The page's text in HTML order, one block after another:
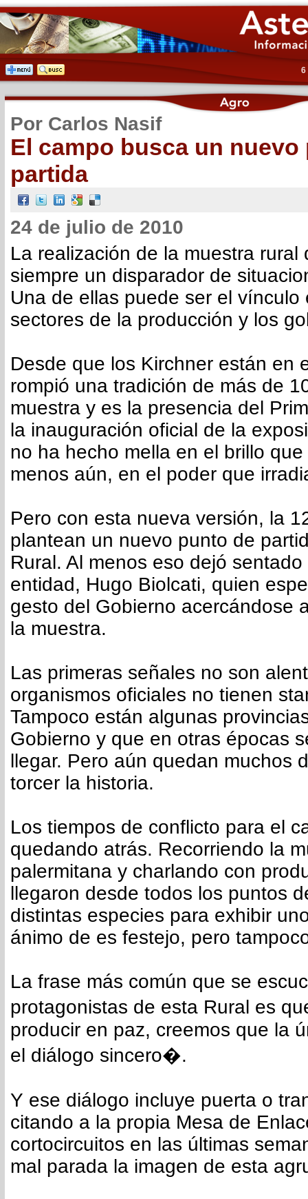
6
Por Carlos Nasif
El campo busca un nuevo
partida
24 de julio de 2010
La realización de la muestra rural
siempre un disparador de
Una de ellas puede ser el vínculo
sectores de la producción y los
Desde que los Kirchner están en
rompió una tradición de más de
muestra y es la presencia del
la inauguración oficial de la
no ha hecho mella en el brillo
menos aún, en el poder que
Pero con esta nueva versión, la
plantean un nuevo punto de
Rural. Al menos eso dejó
entidad, Hugo Biolcati, quien
gesto del Gobierno acercándose
la muestra.
Las primeras señales no son
organismos oficiales no tienen
Tampoco están algunas
Gobierno y que en otras épocas
llegar. Pero aún quedan muchos
torcer la historia.
Los tiempos de conflicto para el
quedando atrás. Recorriendo la
palermitana y charlando con
llegaron desde todos los puntos
distintas especies para exhibir
ánimo de es festejo, pero
La frase más común que se
protagonistas de esta Rural es
producir en paz, creemos que la
el diálogo sincero�.
Y ese diálogo incluye puerta o
citando a la propia Mesa de
cortocircuitos en las últimas
mal parada la imagen de esta